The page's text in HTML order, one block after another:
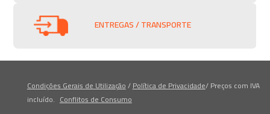
ENTREGAS / TRANSPORTE
Condições Gerais de Utilização/Política de Privacidade/Preços com IVA
incluído. Conflitos de Consumo